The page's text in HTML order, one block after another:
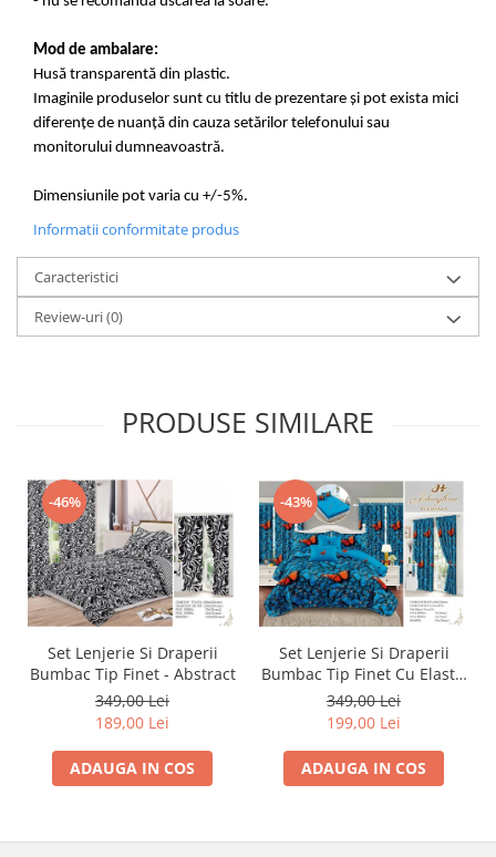
Mod de ambalare:
Husă transparentă din plastic.
Imaginile produselor sunt cu titlu de prezentare și pot exista mici
diferențe de nuanță din cauza setărilor telefonului sau
monitorului dumneavoastră.
Dimensiunile pot varia cu +/-5%.
Informatii conformitate produs
Caracteristici
Review-uri(0)
PRODUSE SIMILARE
-46%
Set Lenjerie Si Draperii
Bumbac Tip Finet - Abstract
349,00 Lei
189,00 Lei
ADAUGA IN COS
-43%
Set Lenjerie Si Draperii
Bumbac Tip Finet Cu Elastic
- Dansul Fluturilor
349,00 Lei
199,00 Lei
ADAUGA IN COS